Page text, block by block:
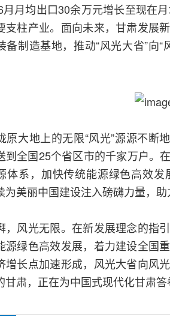
月均出口30余万元增长至现在
支柱产业。面向未来，甘肃发展
备制造基地，推动“风光大省”向
原大地上的无限“风光”源源不断
到全国25个省区市的千家万户。
体系，加快传统能源绿色高效
为美丽中国建设注入磅礴力量，助
，风光无限。在新发展理念的指
源绿色高效发展，着力建设全国
增长点加速形成，风光大省向风
甘肃，正在为中国式现代化甘肃